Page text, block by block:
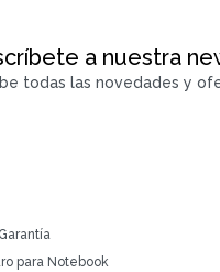
a nuestra
todas las novedades y
para Notebook